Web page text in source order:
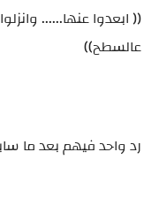
(( ابعدوا عنها......
عالسطح))
رد واحد فيهم بعد ما